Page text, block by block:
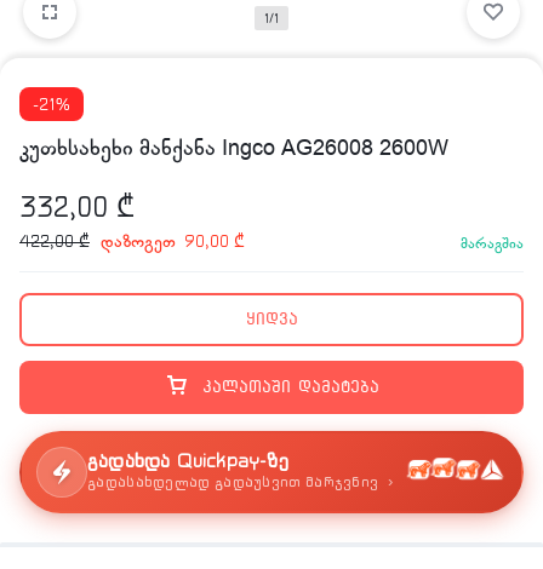
1/1
-21%
კუთხსახეხი მანქანა Ingco AG26008 2600W
332,00 ₾
422,00₾ დაზოგეთ 90,00 ₾ მარაგშია
კალათაში დამატება
ყიდვა
გადახდა Quickpay-ზე
გადასახდელად გადაუსვით მარჯვნივ ›